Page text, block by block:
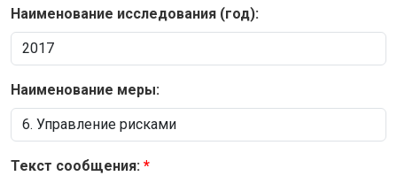
Наименование исследования (год):
Наименование меры:
Текст сообщения: